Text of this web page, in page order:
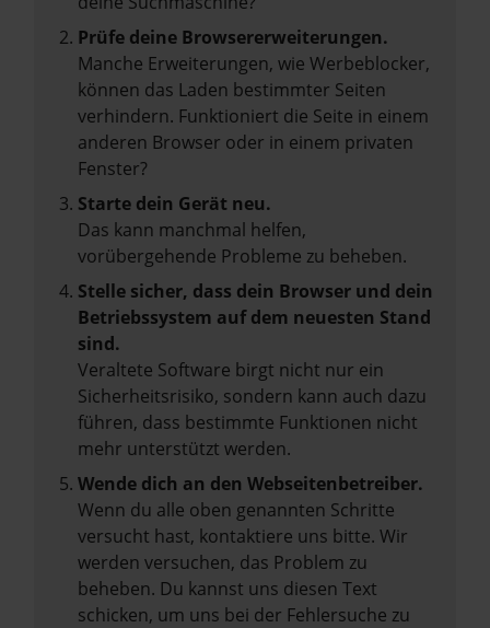
Prüfe deine Browsererweiterungen.
Manche Erweiterungen, wie Werbeblocker,
können das Laden bestimmter Seiten
verhindern. Funktioniert die Seite in einem
anderen Browser oder in einem privaten
Fenster?
Starte dein Gerät neu.
Das kann manchmal helfen,
vorübergehende Probleme zu beheben.
Stelle sicher, dass dein Browser und dein
Betriebssystem auf dem neuesten Stand
sind.
Veraltete Software birgt nicht nur ein
Sicherheitsrisiko, sondern kann auch dazu
führen, dass bestimmte Funktionen nicht
mehr unterstützt werden.
Wende dich an den Webseitenbetreiber.
Wenn du alle oben genannten Schritte
versucht hast, kontaktiere uns bitte. Wir
werden versuchen, das Problem zu
beheben. Du kannst uns diesen Text
schicken, um uns bei der Fehlersuche zu